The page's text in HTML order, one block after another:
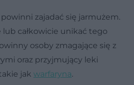
zajadać się jarmużem.
lub całkowicie unikać tego
osoby zmagające się z
oraz przyjmujący leki
jak warfaryna.